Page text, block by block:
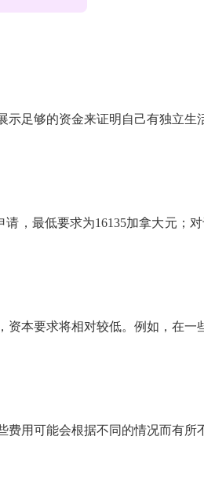
足够的资金来证明自己有独立生
，最低要求为16135加拿大元；
本要求将相对较低。例如，在一
用可能会根据不同的情况而有所